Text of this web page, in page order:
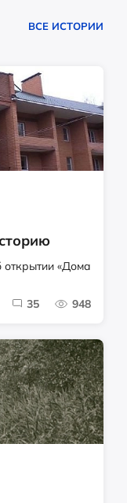
ВСЕ ИСТОРИИ
«Дома
35 948